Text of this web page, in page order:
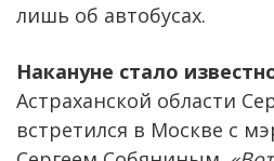
лишь об автобусах.
Накануне стало
Астраханской области
встретился в Москве с